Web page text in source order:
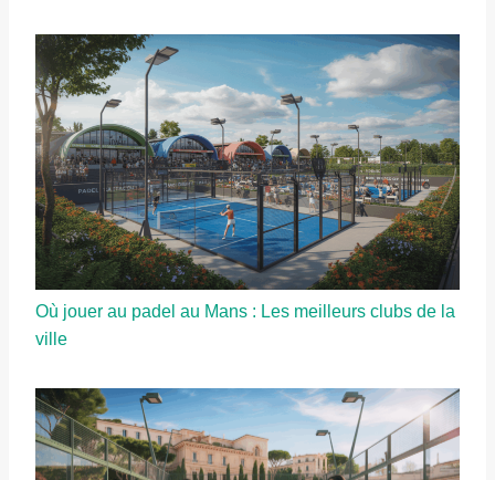
Où jouer au padel au Mans : Les meilleurs clubs de la
ville